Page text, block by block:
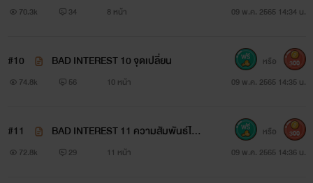
"อืม"
"เดี๋ยว..."
ความรู้สึก
70.3k 34 8 หน้า 09 พ.ค. 2565 14:34 น.
#10 BAD INTEREST 10 จุดเปลี่ยน
74.8k 56 10 หน้า 09 พ.ค. 2565 14:35 น.
หรือ 300
#11
BAD INTEREST 11 ความสัมพันธ์ไม่เห
มือนเดิม
72.8k 29 11 หน้า 09 พ.ค. 2565 14:36 น.
หรือ 300